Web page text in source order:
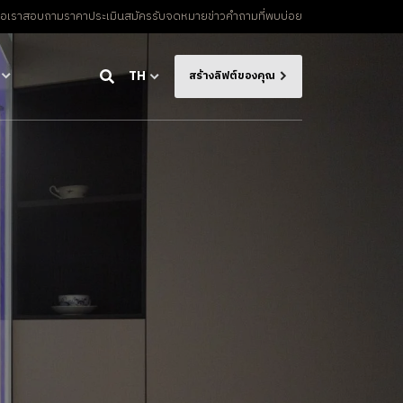
ราสอบถามราคาประเมินสมัครรับจดหมายข่าวคําถามที่พบบ่อย
TH สร้างลิฟต์ของคุณ